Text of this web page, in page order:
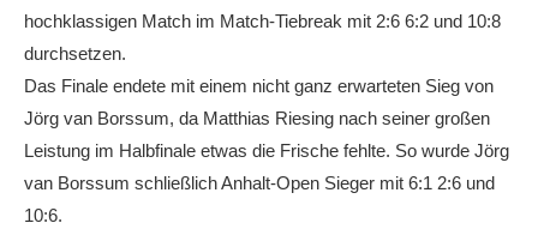
hochklassigen Match im Match-Tiebreak mit 2:6 6:2 und 10:8
durchsetzen.
Das Finale endete mit einem nicht ganz erwarteten Sieg von
Jörg van Borssum, da Matthias Riesing nach seiner großen
Leistung im Halbfinale etwas die Frische fehlte. So wurde Jörg
van Borssum schließlich Anhalt-Open Sieger mit 6:1 2:6 und
10:6.